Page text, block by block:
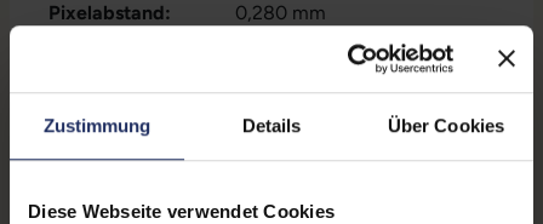
Zustimmung Details Über Cookies
Diese Webseite verwendet Cookies
Pixelabstand: 0,280 mm
1680 x 1050 WSXGA+
Stromverbrauch: 22 Watt
Displaygröße: 22,0 Zoll